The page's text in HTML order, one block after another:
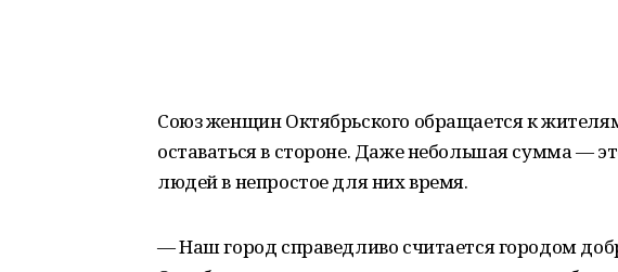
Союз женщин Октябрьского обращается к
оставаться в стороне. Даже небольшая сумма —
людей в непростое для них время.
— Наш город справедливо считается городом